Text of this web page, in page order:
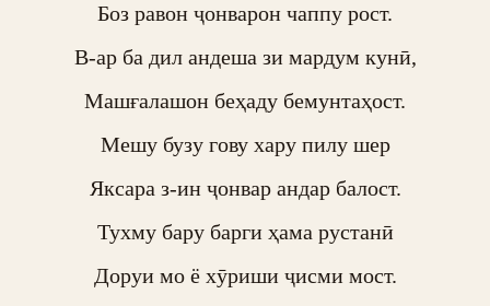
Боз равон ҷонварон чаппу рост.
В-ар ба дил андеша зи мардум кунӣ,
Машғалашон беҳаду бемунтаҳост.
Мешу бузу гову хару пилу шер
Яксара з-ин ҷонвар андар балост.
Тухму бару барги ҳама рустанӣ
Доруи мо ё хӯриши ҷисми мост.